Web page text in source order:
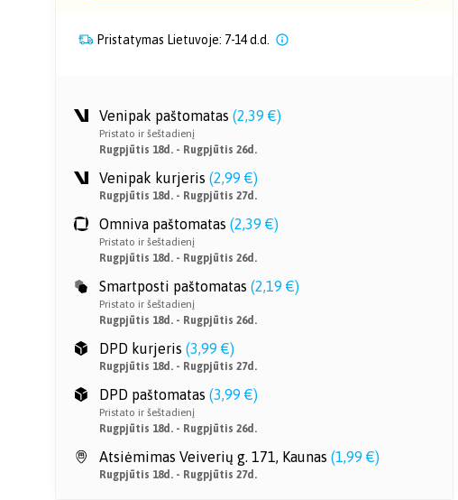
Pristatymas Lietuvoje: 7-14 d.d.
Venipak paštomatas (2,39 €)
Pristato ir šeštadienį
Rugpjūtis 18d. - Rugpjūtis 26d.
Venipak kurjeris (2,99 €)
Rugpjūtis 18d. - Rugpjūtis 27d.
Omniva paštomatas (2,39 €)
Pristato ir šeštadienį
Rugpjūtis 18d. - Rugpjūtis 26d.
Smartposti paštomatas (2,19 €)
Pristato ir šeštadienį
Rugpjūtis 18d. - Rugpjūtis 26d.
DPD kurjeris (3,99 €)
Rugpjūtis 18d. - Rugpjūtis 27d.
DPD paštomatas (3,99 €)
Pristato ir šeštadienį
Rugpjūtis 18d. - Rugpjūtis 26d.
Atsiėmimas Veiverių g. 171, Kaunas (1,99 €)
Rugpjūtis 18d. - Rugpjūtis 27d.